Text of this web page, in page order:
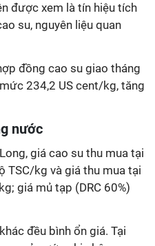
được xem là tín hiệu tích
su, nguyên liệu quan
đồng cao su giao tháng
234,2 US cent/kg, tăng
nước
giá cao su thu mua tại
TSC/kg và giá thu mua tại
giá mủ tạp (DRC 60%)
đều bình ổn giá. Tại